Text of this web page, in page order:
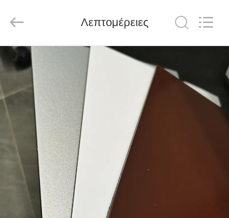
ΣΠΊΤΙ
ΠΡΟΪΌΝΤΑ
ΣΧΕΤΙΚΆ
ΜΕ
ΕΜΆΣ
ΠΕΡΙΟΔΕΊΑ
Co.,
Reserved.
Λεπτομέρειες